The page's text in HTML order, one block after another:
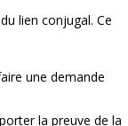
lien conjugal. Ce
une demande
la preuve de la